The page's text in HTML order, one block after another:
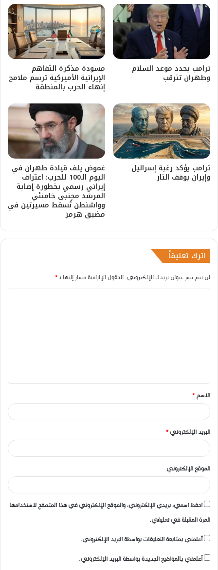
ترامب يحدد موعد السلام
وطهران تترقب
مسودة مذكرة التفاهم
الإيرانية الأميركية ترسم ملامح
إنهاء الحرب بالمنطقة
ترامب يؤكد رغبة إسرائيل
وإيران بوقف النار
غموض يلف قيادة طهران في
اليوم الـ100 للحرب: اعتراف
إيراني رسمي بخطورة إصابة
المرشد مجتبى خامنئي
وواشنطن تُسقط مسيرتين في
مضيق هرمز
اترك تعليقاً
لن يتم نشر عنوان بريدك الإلكتروني. الحقول الإلزامية مشار إليها بـ*
ق
*
الاسم *
البريد الإلكتروني *
الموقع الإلكتروني
احفظ اسمي، بريدي الإلكتروني، والموقع الإلكتروني في هذا المتصفح لاستخدامها
المرة المقبلة في تعليقي.
أعلمني بمتابعة التعليقات بواسطة البريد الإلكتروني.
أعلمني بالمواضيع الجديدة بواسطة البريد الإلكتروني.